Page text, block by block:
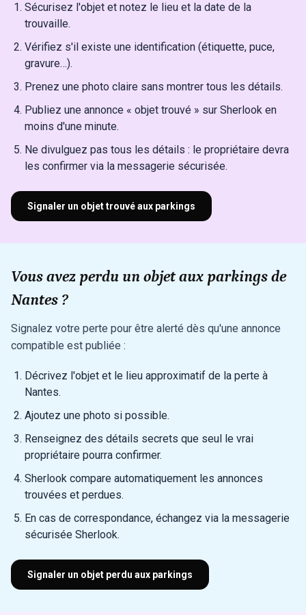
Sécurisez l'objet et notez le lieu et la date de la
trouvaille.
Vérifiez s'il existe une identification (étiquette, puce,
gravure…).
Prenez une photo claire sans montrer tous les détails.
Publiez une annonce « objet trouvé » sur Sherlook en
moins d'une minute.
Ne divulguez pas tous les détails : le propriétaire devra
les confirmer via la messagerie sécurisée.
Signaler un objet trouvé aux parkings
Vous avez perdu un objet aux parkings de
Nantes ?
Signalez votre perte pour être alerté dès qu'une annonce
compatible est publiée :
Décrivez l'objet et le lieu approximatif de la perte à
Nantes.
Ajoutez une photo si possible.
Renseignez des détails secrets que seul le vrai
propriétaire pourra confirmer.
Sherlook compare automatiquement les annonces
trouvées et perdues.
En cas de correspondance, échangez via la messagerie
sécurisée Sherlook.
Signaler un objet perdu aux parkings